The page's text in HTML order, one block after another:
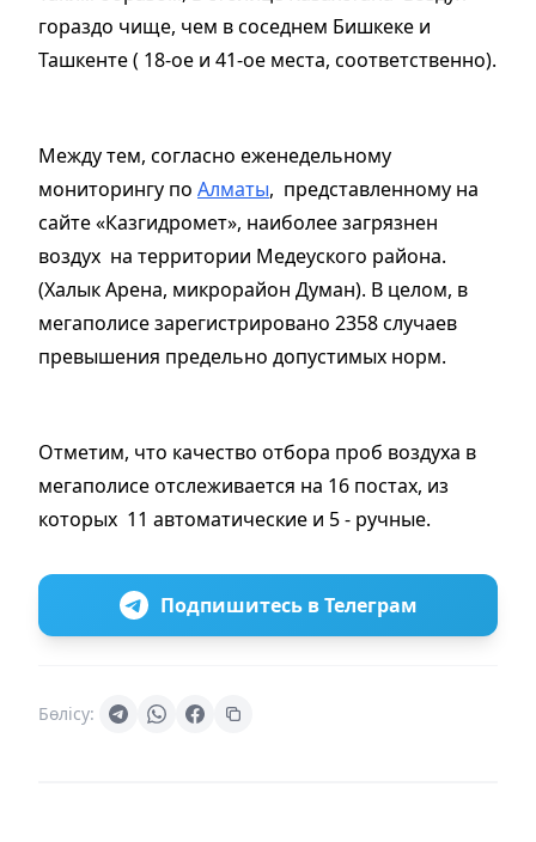
гораздо чище, чем в соседнем Бишкеке и
Ташкенте ( 18-ое и 41-ое места, соответственно).
Между тем, согласно еженедельному
мониторингу по Алматы, представленному на
сайте «Казгидромет», наиболее загрязнен
воздух на территории Медеуского района.
(Халык Арена, микрорайон Думан). В целом, в
мегаполисе зарегистрировано 2358 случаев
превышения предельно допустимых норм.
Отметим, что качество отбора проб воздуха в
мегаполисе отслеживается на 16 постах, из
которых 11 автоматические и 5 - ручные.
Подпишитесь в Телеграм
Бөлісу: